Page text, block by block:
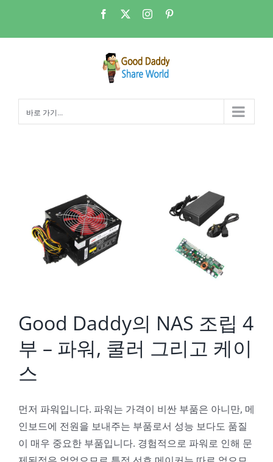
츠
Facebook Instagram
바로 가기...
Good Daddy의 NAS 조립 4
부 – 파워, 쿨러 그리고 케이
스
먼저 파워입니다. 파워는 가격이 비싼 부품은 아니만, 메
인보드에 전원을 보내주는 부품로서 성능 보다도 품질
이 매우 중요한 부품입니다. 경험적으로 파워로 인해 문